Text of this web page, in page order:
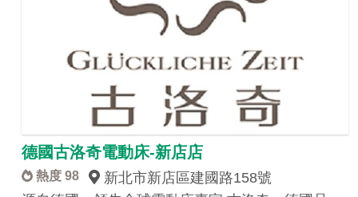
德國古洛奇電動床-新店店
熱度 98
新北市新店區建國路158號